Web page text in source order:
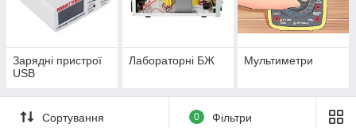
Зарядні пристрої
USB
Лабораторні БЖ Мультиметри
Сортування 0 Фільтри